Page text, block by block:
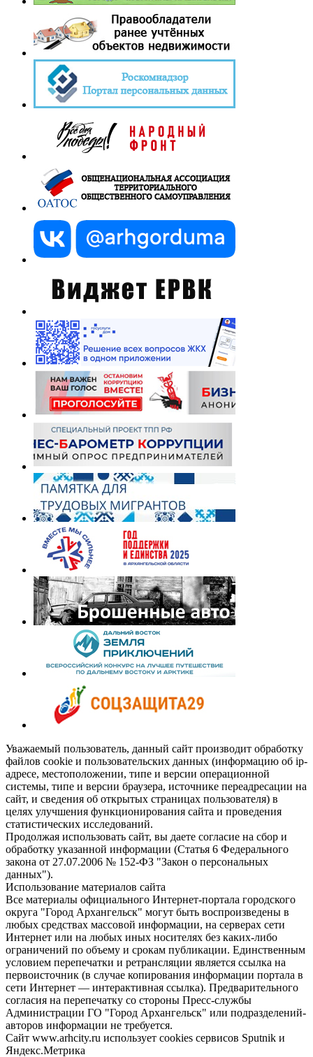
Уважаемый пользователь, данный сайт производит обработку
файлов cookie и пользовательских данных (информацию об ip-
адресе, местоположении, типе и версии операционной
системы, типе и версии браузера, источнике переадресации на
сайт, и сведения об открытых страницах пользователя) в
целях улучшения функционирования сайта и проведения
статистических исследований.
Продолжая использовать сайт, вы даете согласие на сбор и
обработку указанной информации (Статья 6 Федерального
закона от 27.07.2006 № 152-ФЗ "Закон о персональных
данных").
Использование материалов сайта
Все материалы официального Интернет-портала городского
округа "Город Архангельск" могут быть воспроизведены в
любых средствах массовой информации, на серверах сети
Интернет или на любых иных носителях без каких-либо
ограничений по объему и срокам публикации. Единственным
условием перепечатки и ретрансляции является ссылка на
первоисточник (в случае копирования информации портала в
сети Интернет — интерактивная ссылка). Предварительного
согласия на перепечатку со стороны Пресс-службы
Администрации ГО "Город Архангельск" или подразделений-
авторов информации не требуется.
Сайт www.arhcity.ru использует cookies сервисов Sputnik и
Яндекс.Метрика